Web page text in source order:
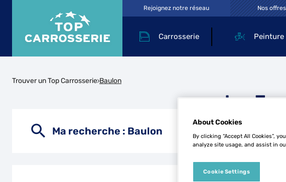
Carrosserie Peinture
Rejoignez notre réseau Nos
Trouver un Top Carrosserie Baulon
Les
Ma recherche : Baulon
About Cookies
By clicking “Accept All Cookies”,
analyze site usage, and assist in
Cookie Settings